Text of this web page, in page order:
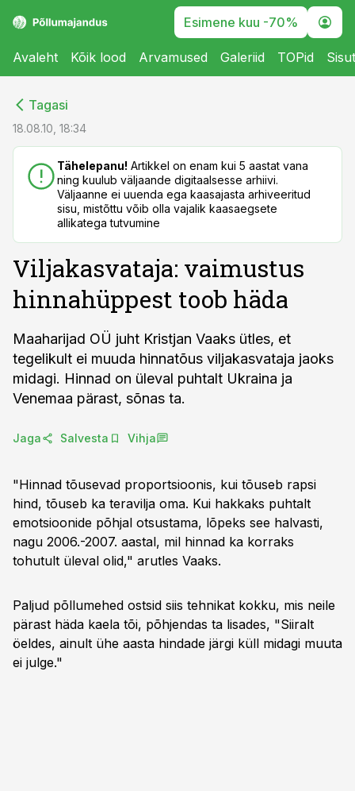
Esimene kuu -70%
Avaleht Kõik lood Arvamused Galeriid TOPid
Tagasi
18.08.10, 18:34
Tähelepanu! Artikkel on enam kui 5 aastat vana
ning kuulub väljaande digitaalsesse arhiivi.
Väljaanne ei uuenda ega kaasajasta arhiveeritud
sisu, mistõttu võib olla vajalik kaasaegsete
allikatega tutvumine
Viljakasvataja: vaimustus
hinnahüppest toob häda
Maaharijad OÜ juht Kristjan Vaaks ütles, et
tegelikult ei muuda hinnatõus viljakasvataja jaoks
midagi. Hinnad on üleval puhtalt Ukraina ja
Venemaa pärast, sõnas ta.
Jaga Salvesta Vihja
"Hinnad tõusevad proportsioonis, kui tõuseb rapsi
hind, tõuseb ka teravilja oma. Kui hakkaks puhtalt
emotsioonide põhjal otsustama, lõpeks see halvasti,
nagu 2006.-2007. aastal, mil hinnad ka korraks
tohutult üleval olid," arutles Vaaks.
Paljud põllumehed ostsid siis tehnikat kokku, mis neile
pärast häda kaela tõi, põhjendas ta lisades, "Siiralt
öeldes, ainult ühe aasta hindade järgi küll midagi muuta
ei julge."